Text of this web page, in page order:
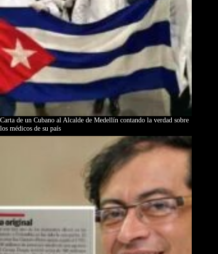
Carta de un Cubano al Alcalde de Medellín contando la verdad sobre
los médicos de su país